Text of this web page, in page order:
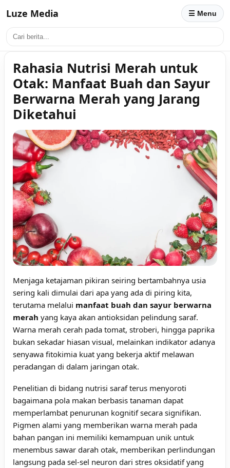
Luze Media ☰ Menu
Rahasia Nutrisi Merah untuk
Otak: Manfaat Buah dan Sayur
Berwarna Merah yang Jarang
Diketahui
Menjaga ketajaman pikiran seiring bertambahnya usia
sering kali dimulai dari apa yang ada di piring kita,
terutama melalui manfaat buah dan sayur berwarna
merah yang kaya akan antioksidan pelindung saraf.
Warna merah cerah pada tomat, stroberi, hingga paprika
bukan sekadar hiasan visual, melainkan indikator adanya
senyawa fitokimia kuat yang bekerja aktif melawan
peradangan di dalam jaringan otak.
Penelitian di bidang nutrisi saraf terus menyoroti
bagaimana pola makan berbasis tanaman dapat
memperlambat penurunan kognitif secara signifikan.
Pigmen alami yang memberikan warna merah pada
bahan pangan ini memiliki kemampuan unik untuk
menembus sawar darah otak, memberikan perlindungan
langsung pada sel-sel neuron dari stres oksidatif yang